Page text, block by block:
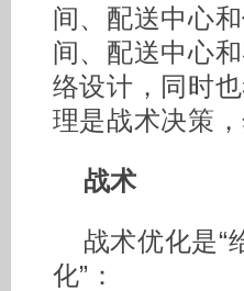
间、配送中心
间、配送中心
络设计，同时
理是战术决策
战术
战术优化是“
化”：